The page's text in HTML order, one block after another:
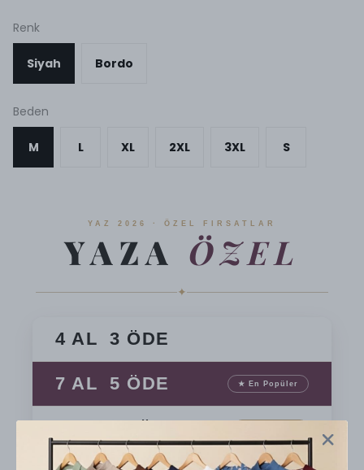
Renk
Siyah Bordo
Beden
M L XL 2XL 3XL S
YAZ 2026 · ÖZEL FIRSATLAR
YAZA ÖZEL
✦
4 AL 3 ÖDE
7 AL 5 ÖDE ★ En Popüler